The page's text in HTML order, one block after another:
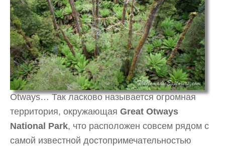
Otways… Так ласково называется огромная
территория, окружающая Great Otways
National Park, что расположен совсем рядом с
самой известной достопримечательностью